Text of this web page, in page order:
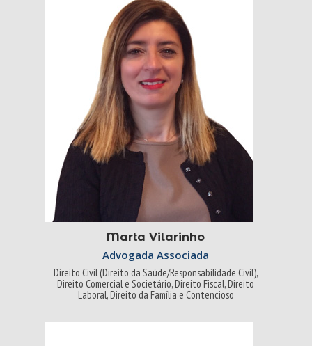
Marta Vilarinho
Advogada Associada
Direito Civil (Direito da Saúde/Responsabilidade Civil),
Direito Comercial e Societário, Direito Fiscal, Direito
Laboral, Direito da Família e Contencioso